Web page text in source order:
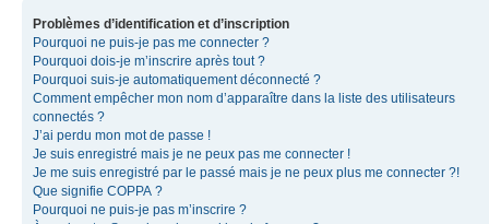
Problèmes d’identification et d’inscription
Pourquoi ne puis-je pas me connecter ?
Pourquoi dois-je m’inscrire après tout ?
Pourquoi suis-je automatiquement déconnecté ?
Comment empêcher mon nom d’apparaître dans la liste des utilisateurs
connectés ?
J’ai perdu mon mot de passe !
Je suis enregistré mais je ne peux pas me connecter !
Je me suis enregistré par le passé mais je ne peux plus me connecter ?!
Que signifie COPPA ?
Pourquoi ne puis-je pas m’inscrire ?